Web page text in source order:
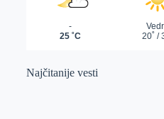
Najčitanije vesti